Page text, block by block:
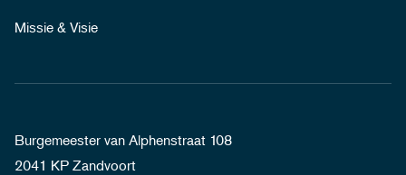
Missie & Visie
Burgemeester van Alphenstraat 108
2041 KP Zandvoort